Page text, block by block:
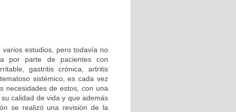
estudios, pero todavía no
por parte de pacientes con
gastritis crónica, artritis
sistémico, es cada vez
necesidades de estos, con una
calidad de vida y que además
se realizó una revisión de la